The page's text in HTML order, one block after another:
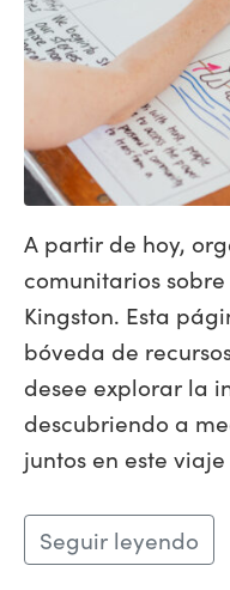
A partir de hoy,
comunitarios
Kingston. Esta
bóveda de
desee explorar la
descubriendo a
juntos en este
Seguir leyendo